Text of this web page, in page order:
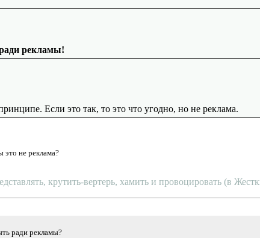
рекламы!
Если это так, то это что угодно, но не реклама.
это не реклама?
крутить-вертерь, хамить и провоцировать (в
ради рекламы?